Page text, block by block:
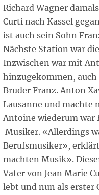
Richard Wagner
Curti nach Kassel
ist auch sein Sohn
Nächste Station war
Inzwischen war mit
hinzugekommen,
Bruder Franz. Anton
Lausanne und machte
Antoine wiederum
Musiker. «Allerdings
Berufsmusiker»,
machten Musik».
Vater von Jean Marie
lebt und nun als erster